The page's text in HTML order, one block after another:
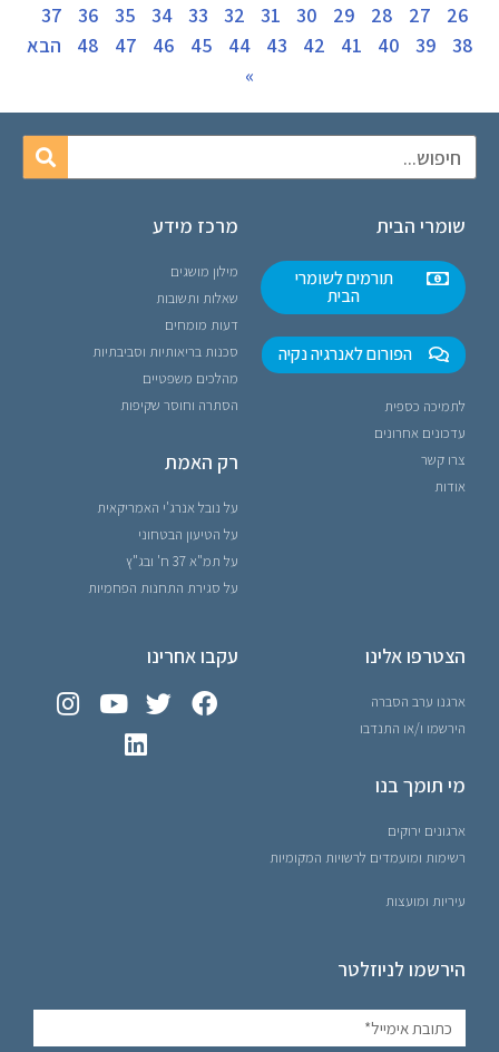
26
27
28
29
30
31
32
33
34
35
36
37
38
39
40
41
42
43
44
45
46
47
48
הבא
»
שומרי הבית
תורמים לשומרי
הבית
הפורום לאנרגיה נקיה
לתמיכה כספית
עדכונים אחרונים
צרו קשר
אודות
מרכז מידע
מילון מושגים
שאלות ותשובות
דעות מומחים
סכנות בריאותיות וסביבתיות
מהלכים משפטיים
הסתרה וחוסר שקיפות
רק האמת
על נובל אנרג'י האמריקאית
על הטיעון הבטחוני
על תמ"א 37 ח' ובג"ץ
על סגירת התחנות הפחמיות
הצטרפו אלינו
ארגנו ערב הסברה
הירשמו ו/או התנדבו
מי תומך בנו
ארגונים ירוקים
רשימות ומועמדים לרשויות המקומיות
עיריות ומועצות
עקבו אחרינו
הירשמו לניוזלטר